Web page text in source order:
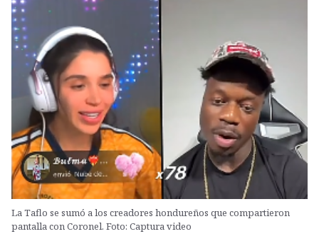
La Taflo se sumó a los creadores hondureños que compartieron
pantalla con Coronel. Foto: Captura video